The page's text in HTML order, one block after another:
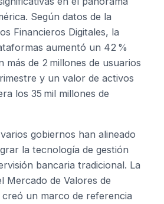
Según datos de la
Financieros Digitales, la
aumentó un 42 %
de 2 millones de usuarios
y un valor de activos
los 35 mil millones de
gobiernos han alineado
la tecnología de gestión
bancaria tradicional. La
Mercado de Valores de
un marco de referencia